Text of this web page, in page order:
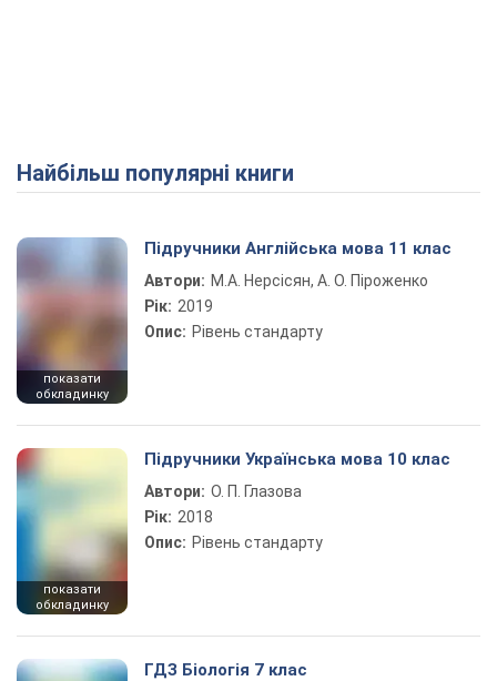
Найбільш популярні книги
показати
обкладинку
Підручники Англійська мова 11 клас
Автори: М.А. Нерсісян, А. О. Піроженко
Рік: 2019
Опис: Рівень стандарту
показати
обкладинку
Підручники Українська мова 10 клас
Автори: О. П. Глазова
Рік: 2018
Опис: Рівень стандарту
ГДЗ Біологія 7 клас